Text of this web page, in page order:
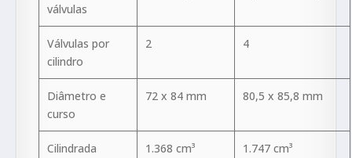
válvulas
Válvulas por
cilindro
2 4
Diâmetro e
curso
72 x 84 mm 80,5 x 85,8 mm
Cilindrada 1.368 cm³ 1.747 cm³